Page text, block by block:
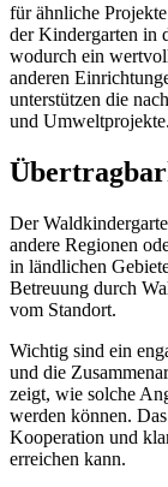
für ähnliche
der Kindergarten in
wodurch ein
anderen
unterstützen die
und Umweltprojekte.
Der
andere Regionen
in ländlichen
Betreuung durch
vom Standort.
Wichtig sind ein
und die
zeigt, wie solche
werden können.
Kooperation und
erreichen kann.